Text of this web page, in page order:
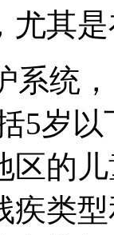
尤其
系统
5岁
区的
疾类